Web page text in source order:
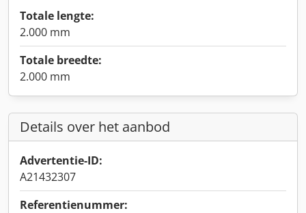
Totale lengte:
2.000 mm
Totale breedte:
2.000 mm
Details over het aanbod
Advertentie-ID:
A21432307
Referentienummer: